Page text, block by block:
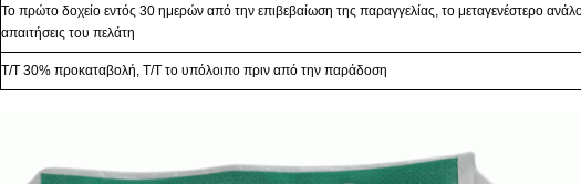
Το πρώτο δοχείο εντός 30 ημερών από την επιβεβαίωση της παραγγελίας, το μεταγενέστερο
απαιτήσεις του πελάτη
T/T 30% προκαταβολή, T/T το υπόλοιπο πριν από την παράδοση